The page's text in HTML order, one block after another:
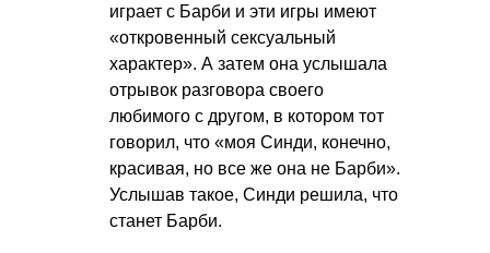
играет с Барби и эти игры имеют
«откровенный сексуальный
характер». А затем она услышала
отрывок разговора своего
любимого с другом, в котором тот
говорил, что «моя Синди, конечно,
красивая, но все же она не Барби».
Услышав такое, Синди решила, что
станет Барби.